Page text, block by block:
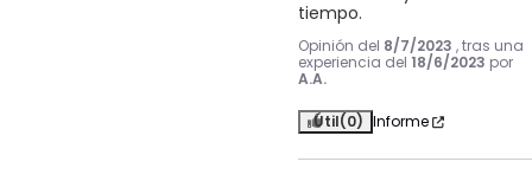
tiempo.
Opinión del 8/7/2023 , tras una
experiencia del 18/6/2023 por
A.A.
Útil(0) Informe